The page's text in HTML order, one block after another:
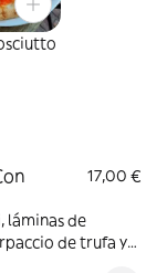
17,00 €
láminas de
de trufa y